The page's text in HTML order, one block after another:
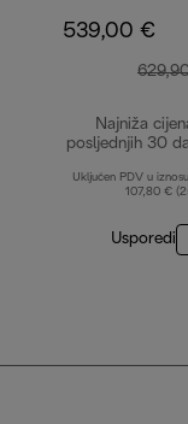
539,00 €
Najniža
posljednjih 30
Uključen PDV u
107,80 €
Usporedi